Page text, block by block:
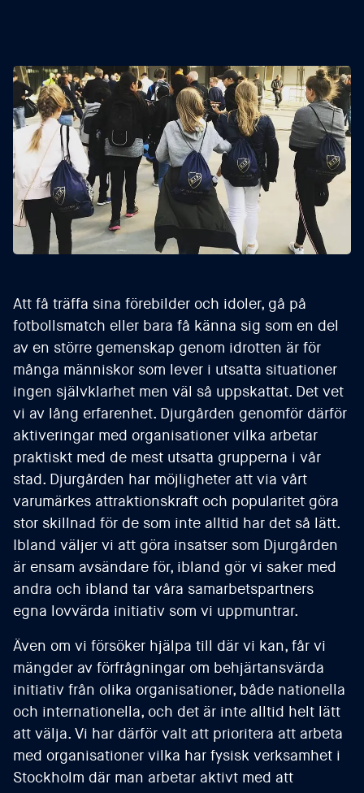
Att få träffa sina förebilder och idoler, gå på
fotbollsmatch eller bara få känna sig som en del
av en större gemenskap genom idrotten är för
många människor som lever i utsatta situationer
ingen självklarhet men väl så uppskattat. Det vet
vi av lång erfarenhet. Djurgården genomför därför
aktiveringar med organisationer vilka arbetar
praktiskt med de mest utsatta grupperna i vår
stad. Djurgården har möjligheter att via vårt
varumärkes attraktionskraft och popularitet göra
stor skillnad för de som inte alltid har det så lätt.
Ibland väljer vi att göra insatser som Djurgården
är ensam avsändare för, ibland gör vi saker med
andra och ibland tar våra samarbetspartners
egna lovvärda initiativ som vi uppmuntrar.
Även om vi försöker hjälpa till där vi kan, får vi
mängder av förfrågningar om behjärtansvärda
initiativ från olika organisationer, både nationella
och internationella, och det är inte alltid helt lätt
att välja. Vi har därför valt att prioritera att arbeta
med organisationer vilka har fysisk verksamhet i
Stockholm där man arbetar aktivt med att